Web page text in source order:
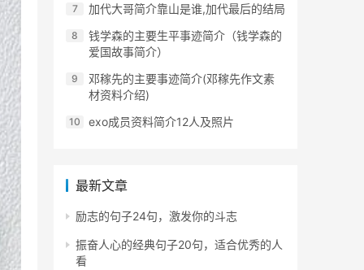
加代大哥简介靠山是谁,加代最后的结局
钱学森的主要生平事迹简介（钱学森的
爱国故事简介）
邓稼先的主要事迹简介(邓稼先作文素
材资料介绍)
exo成员资料简介12人及照片
最新文章
励志的句子24句，激发你的斗志
振奋人心的经典句子20句，适合优秀的人
看